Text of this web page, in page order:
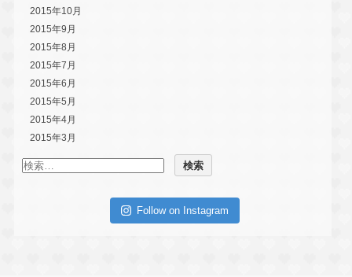
2015年10月
2015年9月
2015年8月
2015年7月
2015年6月
2015年5月
2015年4月
2015年3月
Follow on Instagram